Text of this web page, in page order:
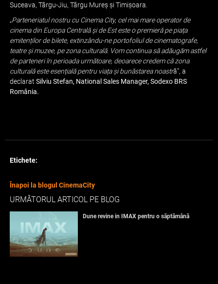
Suceava, Târgu-Jiu, Târgu Mureş şi Timişoara.
„Parteneriatul nostru cu Cinema City, cel mai mare operator de
cinema din Europa Centrală și de Est este o premieră pe piața
emitenților de bilete, extinzându-ne portofoliul de cinematografe,
teatre și muzee, pe zona culturală. Vom continua să adăugăm astfel
de parteneri în perioada următoare, deoarece credem că zona
culturală este esențială pentru viața și bunăstarea noastră”, a
declarat Silviu Stefan, National Sales Manager, Sodexo BRS
România.
Etichete:
Înapoi la blogul CinemaCity
URMĂTORUL ARTICOL PE BLOG
Dune revine in IMAX pentru o săptămână